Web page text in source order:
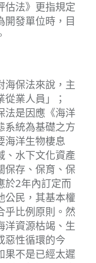
估法》更指規定
開發單位時，目
海保法來說，主
業人員」；
法是因應《海洋
系統為基礎之方
海洋生物棲息
、水下文化資產
保存、保育、保
於2年內訂定而
公民，其基本權
乎比例原則。然
洋資源枯竭、生
惡性循環的今
果不是已經太遲